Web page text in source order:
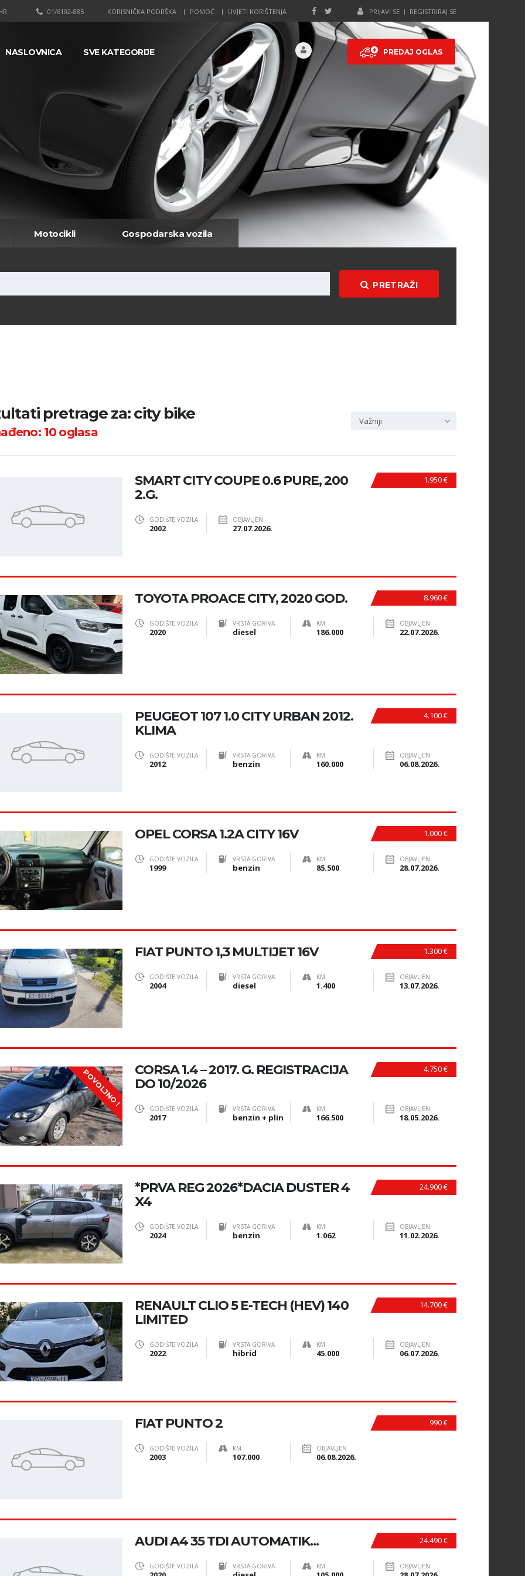
PRIJAVI SE REGISTRIRAJ SE
KORISNIČKA PODRŠKA POMOĆ UVJETI KORIŠTENJA
01/6102-885
PREDAJ OGLAS
NASLOVNICA SVE KATEGORIJE
Motocikli Gospodarska vozila
PRETRAŽI
pretrage za: city bike
10oglasa
Važniji
1.950 €
SMART CITY COUPE 0.6 PURE, 200
2.G.
GODIŠTE VOZILA
2002
OBJAVLJEN
27.07.2026.
8.960 €
TOYOTA PROACE CITY, 2020 GOD.
GODIŠTE VOZILA
2020
VRSTA GORIVA
diesel
KM
186.000
OBJAVLJEN
22.07.2026.
4.100 €
PEUGEOT 107 1.0 CITY URBAN 2012.
KLIMA
GODIŠTE VOZILA
2012
VRSTA GORIVA
benzin
KM
160.000
OBJAVLJEN
06.08.2026.
1.000 €
OPEL CORSA 1.2A CITY 16V
GODIŠTE VOZILA
1999
VRSTA GORIVA
benzin
KM
85.500
OBJAVLJEN
28.07.2026.
1.300 €
FIAT PUNTO 1,3 MULTIJET 16V
GODIŠTE VOZILA
2004
VRSTA GORIVA
diesel
KM
1.400
OBJAVLJEN
13.07.2026.
POVOLJNO ! 4.750 €
CORSA 1.4 – 2017. G. REGISTRACIJA
DO 10/2026
GODIŠTE VOZILA
2017
VRSTA GORIVA
benzin + plin
KM
166.500
OBJAVLJEN
18.05.2026.
24.900 €
*PRVA REG 2026*DACIA DUSTER 4
X4
GODIŠTE VOZILA
2024
VRSTA GORIVA
benzin
KM
1.062
OBJAVLJEN
11.02.2026.
14.700 €
RENAULT CLIO 5 E-TECH (HEV) 140
LIMITED
GODIŠTE VOZILA
2022
VRSTA GORIVA
hibrid
KM
45.000
OBJAVLJEN
06.07.2026.
990 €
FIAT PUNTO 2
GODIŠTE VOZILA
2003
KM
107.000
OBJAVLJEN
06.08.2026.
24.490 €
AUDI A4 35 TDI AUTOMATIK...
GODIŠTE VOZILA VRSTA GORIVA KM OBJAVLJEN